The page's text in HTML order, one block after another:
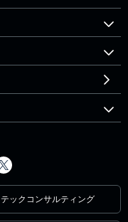
テックコンサルティング